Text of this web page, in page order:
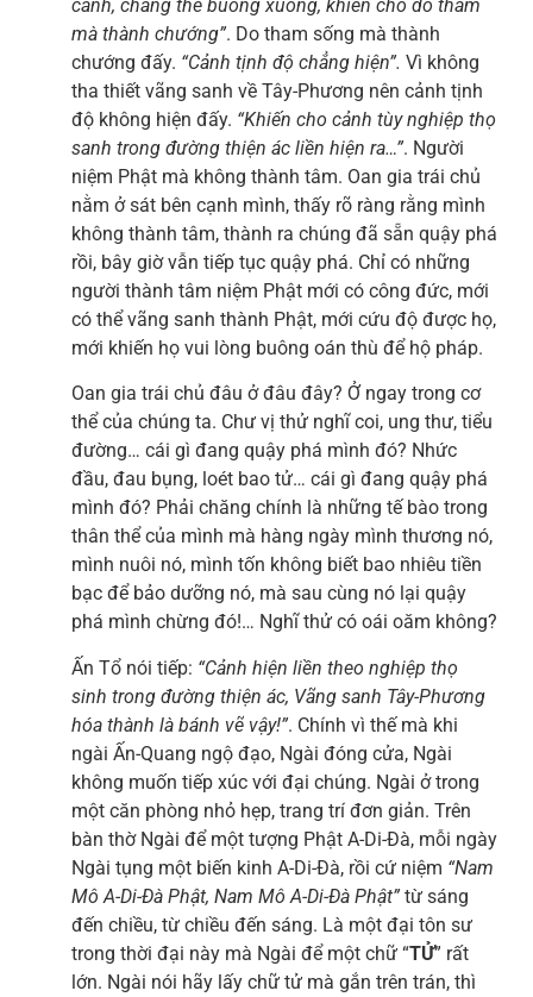
cảnh, chẳng thể buông xuống, khiến cho do tham
mà thành chướng”. Do tham sống mà thành
chướng đấy. “Cảnh tịnh độ chẳng hiện”. Vì không
tha thiết vãng sanh về Tây-Phương nên cảnh tịnh
độ không hiện đấy. “Khiến cho cảnh tùy nghiệp thọ
sanh trong đường thiện ác liền hiện ra…”. Người
niệm Phật mà không thành tâm. Oan gia trái chủ
nằm ở sát bên cạnh mình, thấy rõ ràng rằng mình
không thành tâm, thành ra chúng đã sẵn quậy phá
rồi, bây giờ vẫn tiếp tục quậy phá. Chỉ có những
người thành tâm niệm Phật mới có công đức, mới
có thể vãng sanh thành Phật, mới cứu độ được họ,
mới khiến họ vui lòng buông oán thù để hộ pháp.
Oan gia trái chủ đâu ở đâu đây? Ở ngay trong cơ
thể của chúng ta. Chư vị thử nghĩ coi, ung thư, tiểu
đường… cái gì đang quậy phá mình đó? Nhức
đầu, đau bụng, loét bao tử… cái gì đang quậy phá
mình đó? Phải chăng chính là những tế bào trong
thân thể của mình mà hàng ngày mình thương nó,
mình nuôi nó, mình tốn không biết bao nhiêu tiền
bạc để bảo dưỡng nó, mà sau cùng nó lại quậy
phá mình chừng đó!… Nghĩ thử có oái oăm không?
Ấn Tổ nói tiếp: “Cảnh hiện liền theo nghiệp thọ
sinh trong đường thiện ác, Vãng sanh Tây-Phương
hóa thành là bánh vẽ vậy!”. Chính vì thế mà khi
ngài Ấn-Quang ngộ đạo, Ngài đóng cửa, Ngài
không muốn tiếp xúc với đại chúng. Ngài ở trong
một căn phòng nhỏ hẹp, trang trí đơn giản. Trên
bàn thờ Ngài để một tượng Phật A-Di-Đà, mỗi ngày
Ngài tụng một biến kinh A-Di-Đà, rồi cứ niệm “Nam
Mô A-Di-Đà Phật, Nam Mô A-Di-Đà Phật” từ sáng
đến chiều, từ chiều đến sáng. Là một đại tôn sư
trong thời đại này mà Ngài để một chữ “TỬ” rất
lớn. Ngài nói hãy lấy chữ tử mà gắn trên trán, thì